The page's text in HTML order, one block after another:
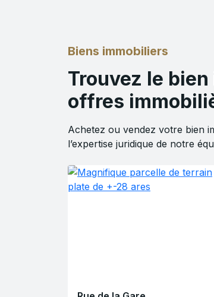
Biens immobiliers
Trouvez le
offres
Achetez ou vendez votre bien
l’expertise juridique de notre